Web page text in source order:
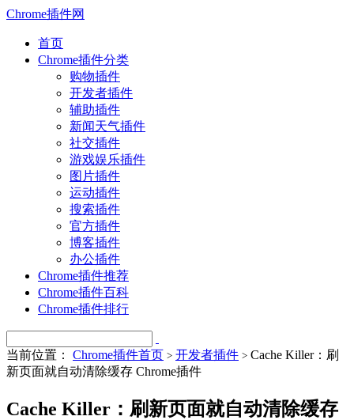
Chrome插件网
首页
Chrome插件分类
购物插件
开发者插件
辅助插件
新闻天气插件
社交插件
游戏娱乐插件
图片插件
运动插件
搜索插件
官方插件
博客插件
办公插件
Chrome插件推荐
Chrome插件百科
Chrome插件排行
当前位置： Chrome插件首页 > 开发者插件 > Cache Killer：刷
新页面就自动清除缓存 Chrome插件
Cache Killer：刷新页面就自动清除缓存